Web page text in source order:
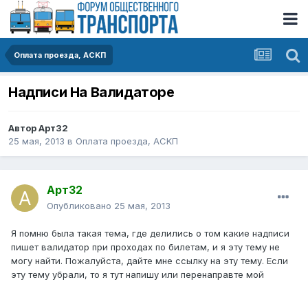
Оплата проезда, АСKП
Надписи На Валидаторе
АвторАрт32
25 мая, 2013 в Оплата проезда, АСKП
Арт32
Опубликовано 25 мая, 2013
Я помню была такая тема, где делились о том какие надписи
пишет валидатор при проходах по билетам, и я эту тему не
могу найти. Пожалуйста, дайте мне ссылку на эту тему. Если
эту тему убрали, то я тут напишу или перенаправте мой